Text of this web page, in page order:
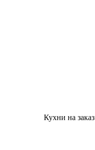
Кухни на заказ